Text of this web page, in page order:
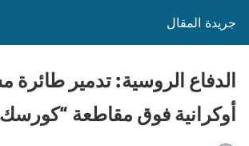
جريدة المقال
الدفاع الروسية: تدمير طائرة
أوكرانية فوق مقاطعة